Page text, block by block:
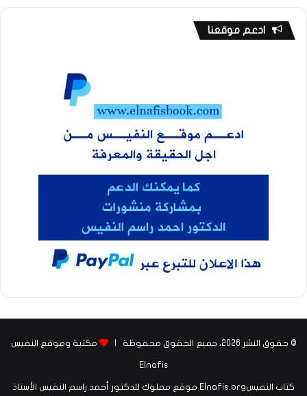
ادعم موقعنا
© حقوق النشر 2026، جميع الحقوق محفوظة | مكتبة وموقع النفيس
Elnafis
كتاب النفيسElnafis.org موقع مملوك للدكتور أحمد راسم النفيس الأستاذ